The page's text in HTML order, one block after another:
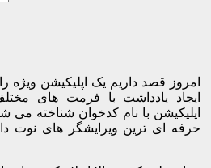
امروز قصد داریم یک اپلیکیشن ویژه
ایجاد یادداشت با فرمت های
اپلیکیشن با نام کدخوان شناخته می
حرفه ای ترین ویرایشگر های نوت